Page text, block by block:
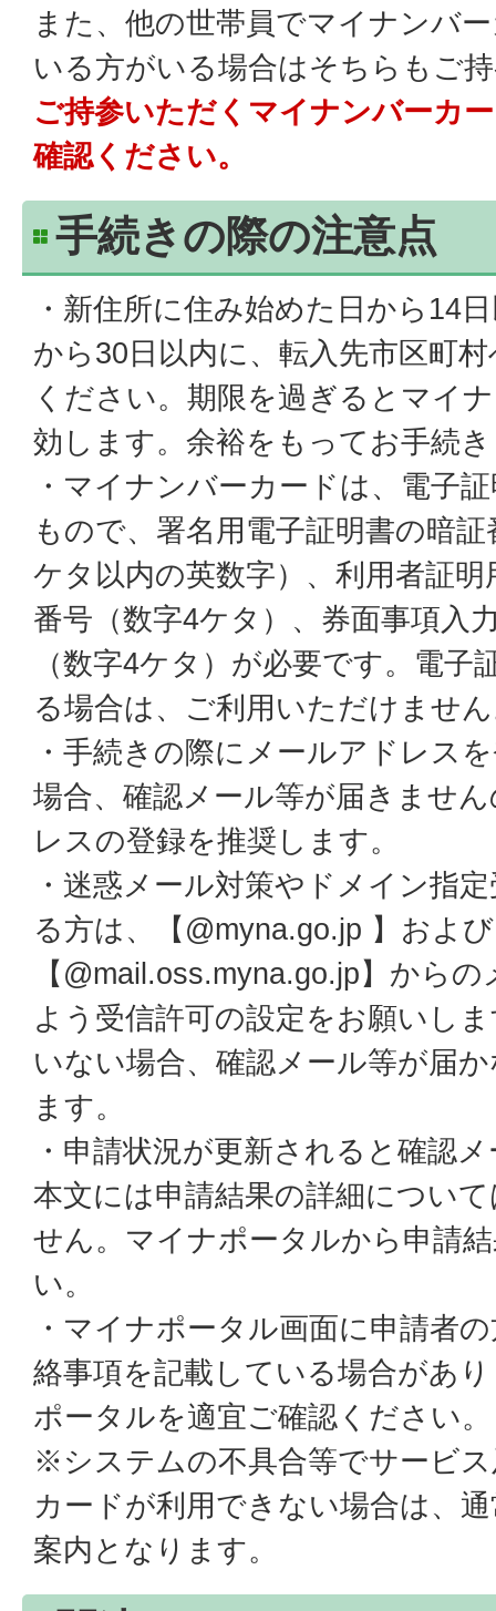
また、他の世帯員でマイナンバ
いる方がいる場合はそちらもご
ご持参いただくマイナンバーカ
確認ください。
手続きの際の注意点
・新住所に住み始めた日から14
から30日以内に、転入先市区町
ください。期限を過ぎるとマイ
効します。余裕をもってお手続
・マイナンバーカードは、電子
もので、署名用電子証明書の暗
ケタ以内の英数字）、利用者証
番号（数字4ケタ）、券面事項入
（数字4ケタ）が必要です。電子
る場合は、ご利用いただけませ
・手続きの際にメールアドレス
場合、確認メール等が届きませ
レスの登録を推奨します。
・迷惑メール対策やドメイン指
る方は、【@myna.go.jp 】および
【@mail.oss.myna.go.jp】から
よう受信許可の設定をお願いし
いない場合、確認メール等が届
ます。
・申請状況が更新されると確認
本文には申請結果の詳細につい
せん。マイナポータルから申請
い。
・マイナポータル画面に申請者
絡事項を記載している場合があ
ポータルを適宜ご確認ください。
※システムの不具合等でサービ
カードが利用できない場合は、
案内となります。